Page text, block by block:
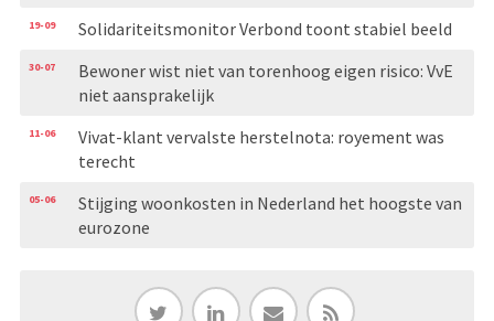
19-09 Solidariteitsmonitor Verbond toont stabiel beeld
30-07
Bewoner wist niet van torenhoog eigen risico: VvE
niet aansprakelijk
11-06
Vivat-klant vervalste herstelnota: royement was
terecht
05-06
Stijging woonkosten in Nederland het hoogste van
eurozone